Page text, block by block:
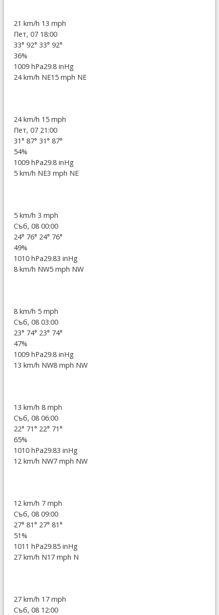
21 km/h 13 mph
Пет, 07 18:00
33° 92° 33° 92°
36%
1009 hPa29.8 inHg
24 km/h NE15 mph NE
24 km/h 15 mph
Пет, 07 21:00
31° 87° 31° 87°
54%
1009 hPa29.8 inHg
5 km/h NE3 mph NE
5 km/h 3 mph
Съб, 08 00:00
24° 76° 24° 76°
49%
1010 hPa29.83 inHg
8 km/h NW5 mph NW
8 km/h 5 mph
Съб, 08 03:00
23° 74° 23° 74°
47%
1009 hPa29.8 inHg
13 km/h NW8 mph NW
13 km/h 8 mph
Съб, 08 06:00
22° 71° 22° 71°
65%
1010 hPa29.83 inHg
12 km/h NW7 mph NW
12 km/h 7 mph
Съб, 08 09:00
27° 81° 27° 81°
51%
1011 hPa29.85 inHg
27 km/h N17 mph N
27 km/h 17 mph
Съб, 08 12:00